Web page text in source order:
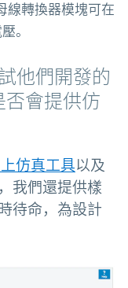
線轉換器模塊可在
。
他們開發的
會提供仿
仿真工具以及
我們還提供樣
待命，為設計